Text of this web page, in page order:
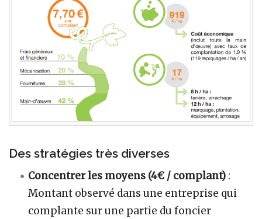
Des stratégies très diverses
Concentrer les moyens (4€ / complant) :
Montant observé dans une entreprise qui
complante sur une partie du foncier